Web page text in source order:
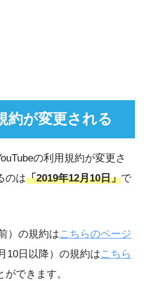
約が変更される
の利用規約が変更さ
のは「2019年12月10日」で
）の規約はこちらのページ
10日以降）の規約はこちら
できます。